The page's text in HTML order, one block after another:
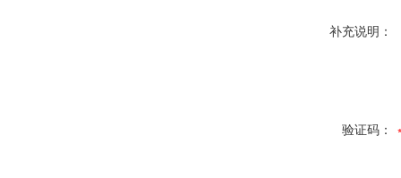
补充说明：
验证码：